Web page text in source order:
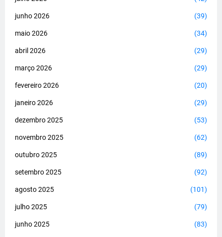
junho 2026 (39)
maio 2026 (34)
abril 2026 (29)
março 2026 (29)
fevereiro 2026 (20)
janeiro 2026 (29)
dezembro 2025 (53)
novembro 2025 (62)
outubro 2025 (89)
setembro 2025 (92)
agosto 2025 (101)
julho 2025 (79)
junho 2025 (83)